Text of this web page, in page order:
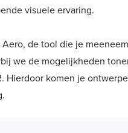
visuele ervaring.
de tool die je
we de mogelijkheden
Hierdoor komen je